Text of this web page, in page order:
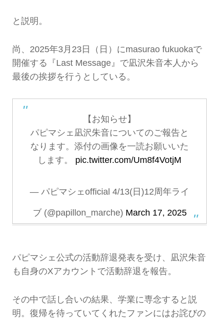
と説明。
尚、2025年3月23日（日）にmasurao fukuokaで
開催する『Last Message』で凪沢朱音本人から
最後の挨拶を行うとしている。
【お知らせ】
パピマシェ凪沢朱音についてのご報告と
なります。添付の画像を一読お願いいた
します。 pic.twitter.com/Um8f4VotjM
— パピマシェofficial 4/13(日)12周年ライ
ブ (@papillon_marche) March 17, 2025
パピマシェ公式の活動辞退発表を受け、凪沢朱音
も自身のXアカウントで活動辞退を報告。
その中で話し合いの結果、学業に専念すると説
明。復帰を待っていてくれたファンにはお詫びの